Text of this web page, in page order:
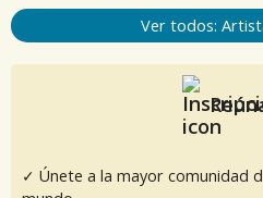
Ver todos:
✓ Únete a la mayor comunidad